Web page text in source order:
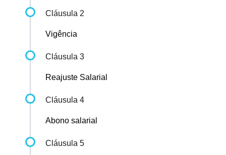
Cláusula 2
Vigência
Cláusula 3
Reajuste Salarial
Cláusula 4
Abono salarial
Cláusula 5